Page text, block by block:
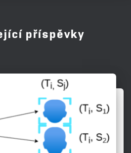
příspěvky